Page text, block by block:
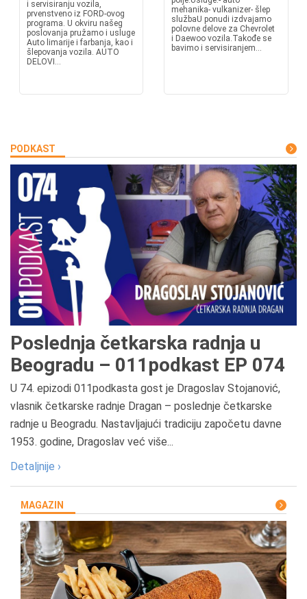
i servisiranju vozila,
prvenstveno iz FORD-ovog
programa. U okviru našeg
poslovanja pružamo i usluge
Auto limarije i farbanja, kao i
šlepovanja vozila. AUTO
DELOVI...
mehanika- vulkanizer- šlep
službaU ponudi izdvajamo
polovne delove za Chevrolet
i Daewoo vozila.Takođe se
bavimo i servisiranjem...
PODKAST
Poslednja četkarska radnja u
Beogradu – 011podkast EP 074
U 74. epizodi 011podkasta gost je Dragoslav Stojanović,
vlasnik četkarske radnje Dragan – poslednje četkarske
radnje u Beogradu. Nastavljajući tradiciju započetu davne
1953. godine, Dragoslav već više...
Detaljnije ›
MAGAZIN